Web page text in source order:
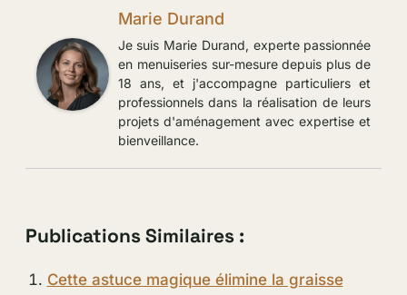
Marie Durand
Je suis Marie Durand, experte passionnée
en menuiseries sur-mesure depuis plus de
18 ans, et j'accompagne particuliers et
professionnels dans la réalisation de leurs
projets d'aménagement avec expertise et
bienveillance.
Publications Similaires :
Cette astuce magique élimine la graisse